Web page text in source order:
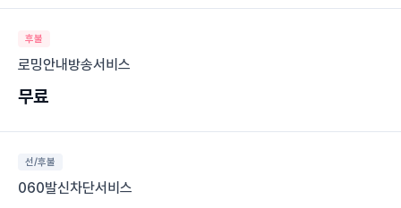
후불
로밍안내방송서비스
무료
선/후불
060발신차단서비스